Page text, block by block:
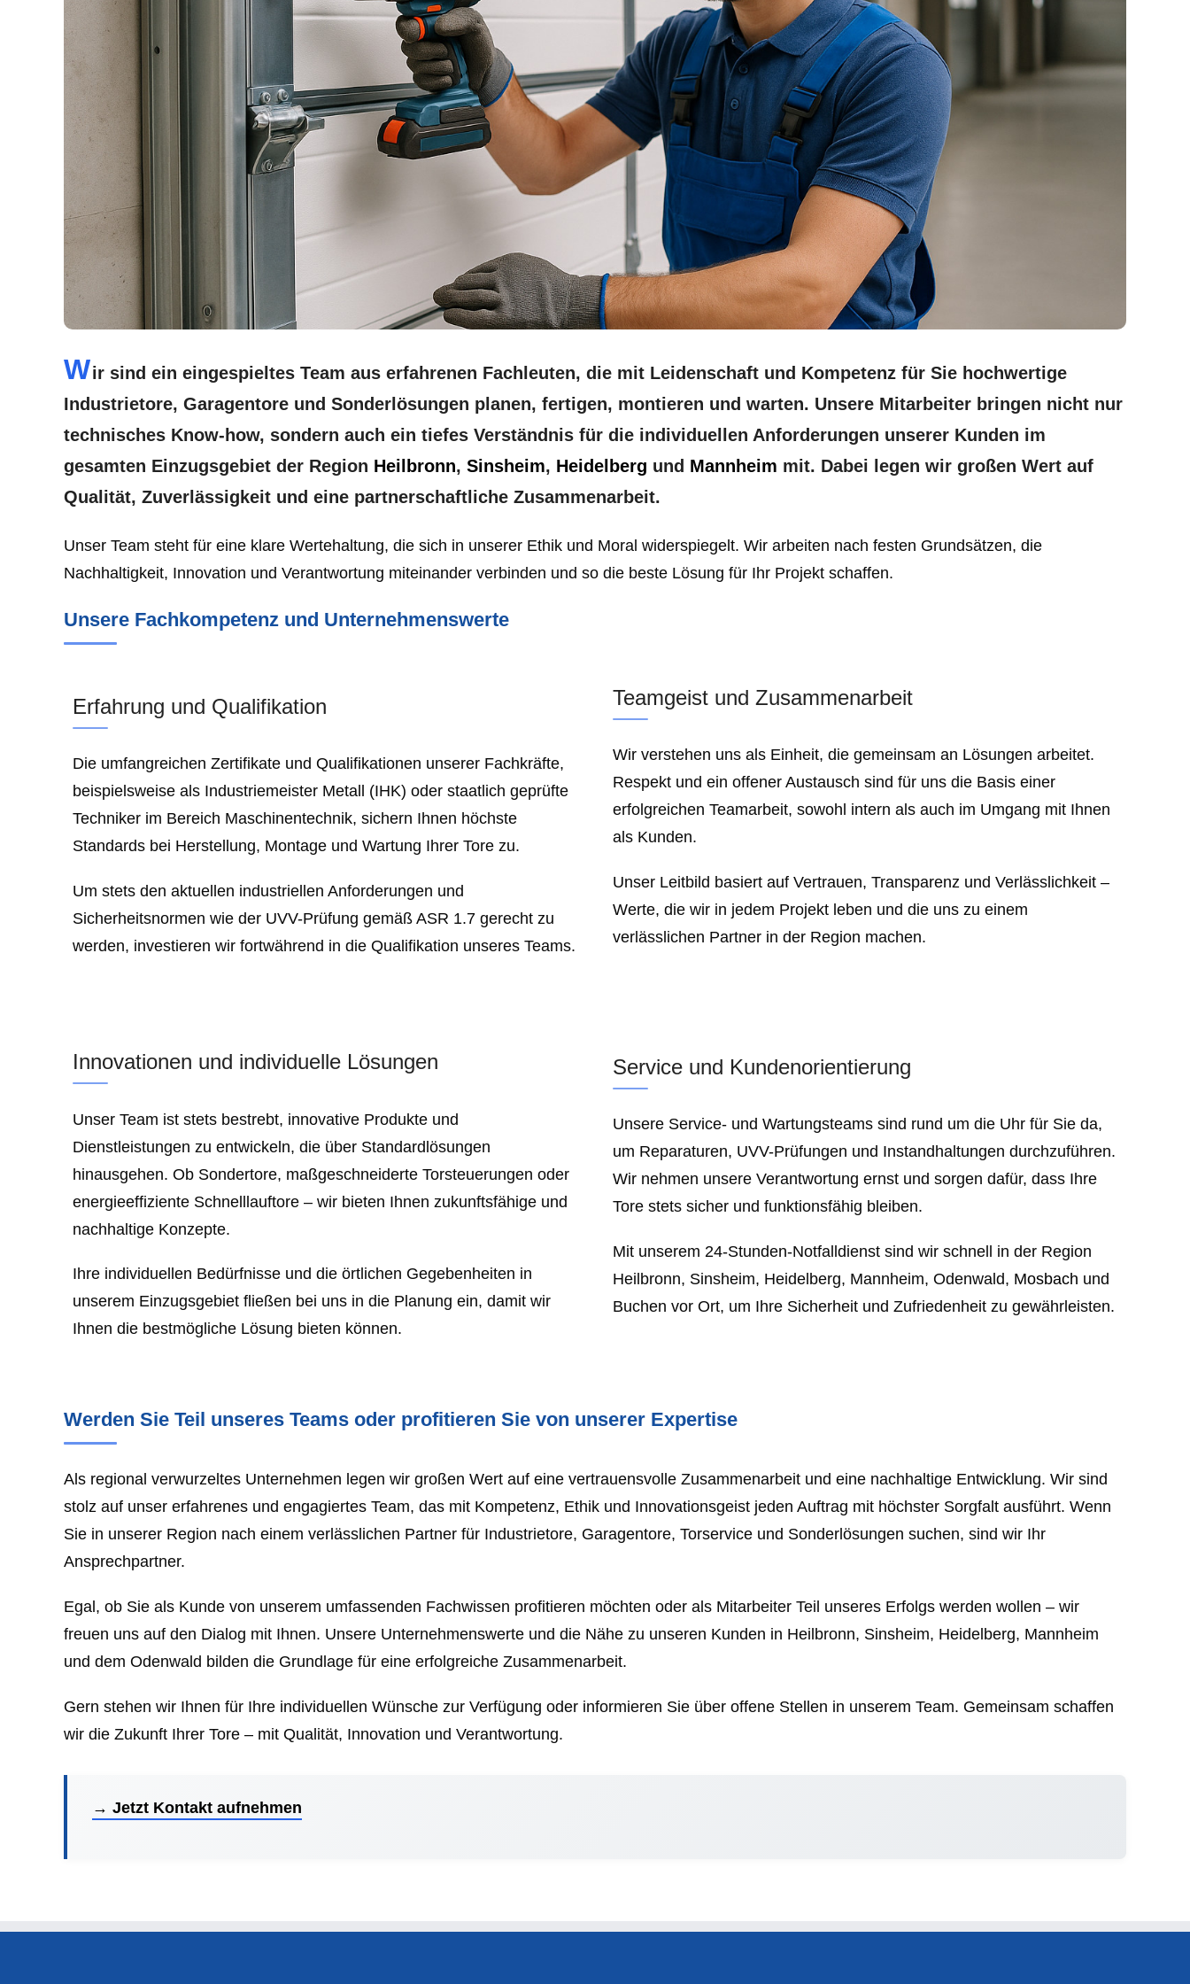
Wir sind ein eingespieltes Team aus erfahrenen Fachleuten, die mit Leidenschaft und Kompetenz für Sie hochwertige
Industrietore, Garagentore und Sonderlösungen planen, fertigen, montieren und warten. Unsere Mitarbeiter bringen nicht nur
technisches Know-how, sondern auch ein tiefes Verständnis für die individuellen Anforderungen unserer Kunden im
gesamten Einzugsgebiet der Region Heilbronn, Sinsheim, Heidelberg und Mannheim mit. Dabei legen wir großen Wert auf
Qualität, Zuverlässigkeit und eine partnerschaftliche Zusammenarbeit.
Unser Team steht für eine klare Wertehaltung, die sich in unserer Ethik und Moral widerspiegelt. Wir arbeiten nach festen Grundsätzen, die
Nachhaltigkeit, Innovation und Verantwortung miteinander verbinden und so die beste Lösung für Ihr Projekt schaffen.
Unsere Fachkompetenz und Unternehmenswerte
Erfahrung und Qualifikation
Die umfangreichen Zertifikate und Qualifikationen unserer Fachkräfte,
beispielsweise als Industriemeister Metall (IHK) oder staatlich geprüfte
Techniker im Bereich Maschinentechnik, sichern Ihnen höchste
Standards bei Herstellung, Montage und Wartung Ihrer Tore zu.
Um stets den aktuellen industriellen Anforderungen und
Sicherheitsnormen wie der UVV-Prüfung gemäß ASR 1.7 gerecht zu
werden, investieren wir fortwährend in die Qualifikation unseres Teams.
Teamgeist und Zusammenarbeit
Wir verstehen uns als Einheit, die gemeinsam an Lösungen arbeitet.
Respekt und ein offener Austausch sind für uns die Basis einer
erfolgreichen Teamarbeit, sowohl intern als auch im Umgang mit Ihnen
als Kunden.
Unser Leitbild basiert auf Vertrauen, Transparenz und Verlässlichkeit –
Werte, die wir in jedem Projekt leben und die uns zu einem
verlässlichen Partner in der Region machen.
Innovationen und individuelle Lösungen
Unser Team ist stets bestrebt, innovative Produkte und
Dienstleistungen zu entwickeln, die über Standardlösungen
hinausgehen. Ob Sondertore, maßgeschneiderte Torsteuerungen oder
energieeffiziente Schnelllauftore – wir bieten Ihnen zukunftsfähige und
nachhaltige Konzepte.
Ihre individuellen Bedürfnisse und die örtlichen Gegebenheiten in
unserem Einzugsgebiet fließen bei uns in die Planung ein, damit wir
Ihnen die bestmögliche Lösung bieten können.
Service und Kundenorientierung
Unsere Service- und Wartungsteams sind rund um die Uhr für Sie da,
um Reparaturen, UVV-Prüfungen und Instandhaltungen durchzuführen.
Wir nehmen unsere Verantwortung ernst und sorgen dafür, dass Ihre
Tore stets sicher und funktionsfähig bleiben.
Mit unserem 24-Stunden-Notfalldienst sind wir schnell in der Region
Heilbronn, Sinsheim, Heidelberg, Mannheim, Odenwald, Mosbach und
Buchen vor Ort, um Ihre Sicherheit und Zufriedenheit zu gewährleisten.
Werden Sie Teil unseres Teams oder profitieren Sie von unserer Expertise
Als regional verwurzeltes Unternehmen legen wir großen Wert auf eine vertrauensvolle Zusammenarbeit und eine nachhaltige Entwicklung. Wir sind
stolz auf unser erfahrenes und engagiertes Team, das mit Kompetenz, Ethik und Innovationsgeist jeden Auftrag mit höchster Sorgfalt ausführt. Wenn
Sie in unserer Region nach einem verlässlichen Partner für Industrietore, Garagentore, Torservice und Sonderlösungen suchen, sind wir Ihr
Ansprechpartner.
Egal, ob Sie als Kunde von unserem umfassenden Fachwissen profitieren möchten oder als Mitarbeiter Teil unseres Erfolgs werden wollen – wir
freuen uns auf den Dialog mit Ihnen. Unsere Unternehmenswerte und die Nähe zu unseren Kunden in Heilbronn, Sinsheim, Heidelberg, Mannheim
und dem Odenwald bilden die Grundlage für eine erfolgreiche Zusammenarbeit.
Gern stehen wir Ihnen für Ihre individuellen Wünsche zur Verfügung oder informieren Sie über offene Stellen in unserem Team. Gemeinsam schaffen
wir die Zukunft Ihrer Tore – mit Qualität, Innovation und Verantwortung.
→ Jetzt Kontakt aufnehmen